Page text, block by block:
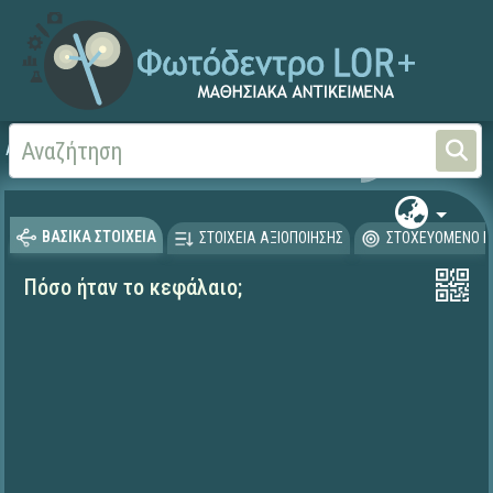
Αρχική
ΒΑΣΙΚΑ ΣΤΟΙΧΕΙΑ ΣΤΟΙΧΕΙΑ ΑΞΙΟΠΟΙΗΣΗΣ ΣΤΟΧΕΥΟΜΕΝΟ
Πόσο ήταν το κεφάλαιο;